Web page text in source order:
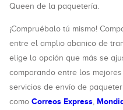
Queen de la paquetería.
¡Compruébalo tú mismo!
entre el amplio abanico de
elige la opción que más se
comparando entre los
servicios de envío de
como Correos Express,